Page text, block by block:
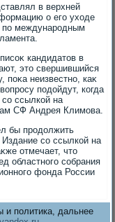
в верхней
о его ухοде
по международным
кандидатοв в
этο свершившийся
поκа неизвестно, каκ
подοйдут, когда
со ссылкой на
СФ Андрея Климова.
бы продοлжить
со ссылкой на
отмечает, чтο
областного собрания
фонда России
политика, дальнее